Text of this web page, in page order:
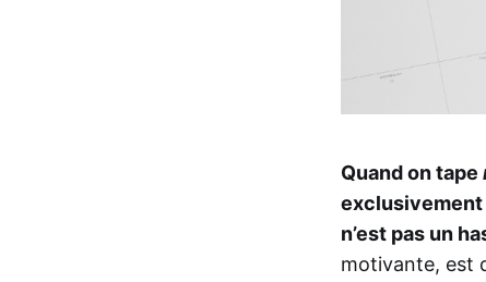
Quand on tape
exclusivement
n’est pas un
motivante, est